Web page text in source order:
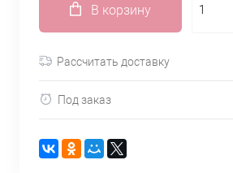
В корзину
Рассчитать доставку
Под заказ